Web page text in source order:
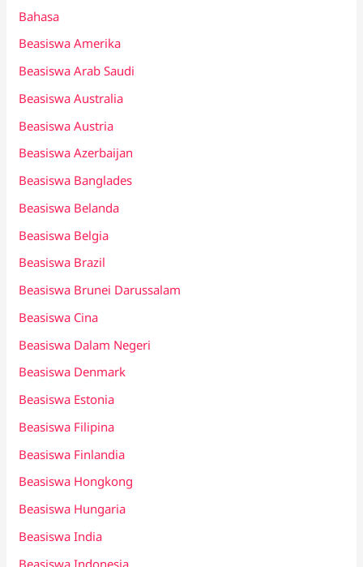
Bahasa
Beasiswa Amerika
Beasiswa Arab Saudi
Beasiswa Australia
Beasiswa Austria
Beasiswa Azerbaijan
Beasiswa Banglades
Beasiswa Belanda
Beasiswa Belgia
Beasiswa Brazil
Beasiswa Brunei Darussalam
Beasiswa Cina
Beasiswa Dalam Negeri
Beasiswa Denmark
Beasiswa Estonia
Beasiswa Filipina
Beasiswa Finlandia
Beasiswa Hongkong
Beasiswa Hungaria
Beasiswa India
Beasiswa Indonesia